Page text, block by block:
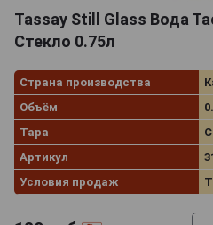
Tassay Still Glass Вода
Стекло 0.75л
Страна производства
Объём
Тара
Артикул
Условия продаж